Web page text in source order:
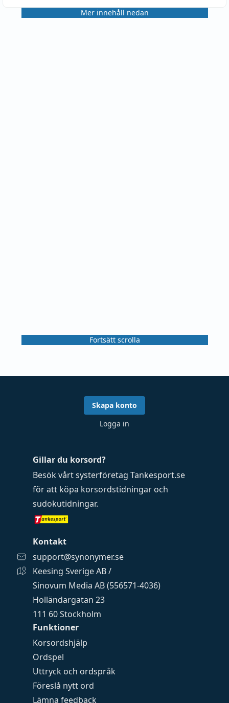
Mer innehåll nedan
Fortsätt scrolla
Funktioner
Korsordshjälp
Ordspel
Uttryck och ordspråk
Föreslå nytt ord
Lämna feedback
Gillar du korsord?
Besök vårt systerföretag Tankesport.se
för att köpa korsordstidningar och
sudokutidningar.
Kontakt
support@synonymer.se
Keesing Sverige AB /
Sinovum Media AB (556571-4036)
Holländargatan 23
111 60 Stockholm
Skapa konto
Logga in